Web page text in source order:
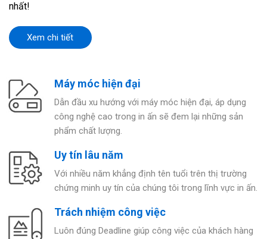
nhất!
Xem chi tiết
Máy móc hiện đại
Dẫn đầu xu hướng với máy móc hiện đại, áp dụng
công nghệ cao trong in ấn sẽ đem lại những sản
phẩm chất lượng.
Uy tín lâu năm
Với nhiều năm khẳng định tên tuổi trên thị trường
chứng minh uy tín của chúng tôi trong lĩnh vực in ấn.
Trách nhiệm công việc
Luôn đúng Deadline giúp công việc của khách hàng